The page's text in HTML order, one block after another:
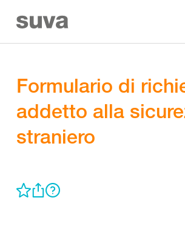
Formulario di
addetto alla
straniero